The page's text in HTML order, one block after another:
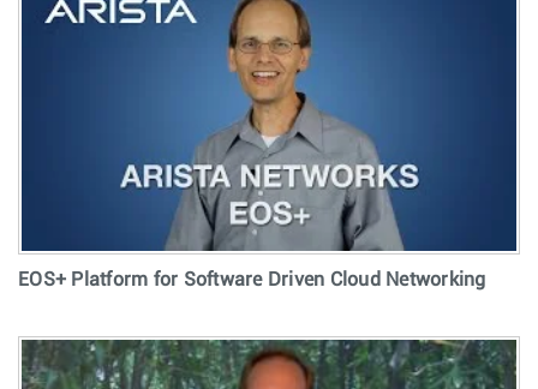
EOS+ Platform for Software Driven Cloud Networking